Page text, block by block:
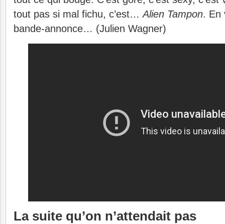
tout pas si mal fichu, c’est…Alien Tampon. En
bande-annonce… (Julien Wagner)
La suite qu’on n’attendait pas